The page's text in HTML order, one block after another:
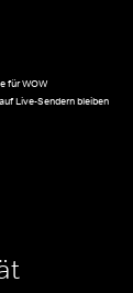
für WOW
Live-Sendern bleiben